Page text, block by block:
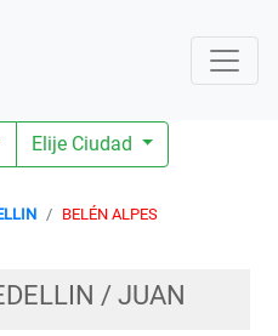
Elije Ciudad
BELÉN ALPES
/ JUAN